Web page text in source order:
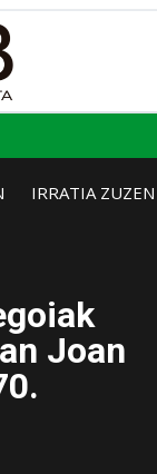
IRRATIA
Joan